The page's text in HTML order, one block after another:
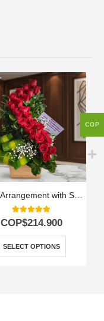
Floral Arrangement with Spiral Roses
5.00out of 5
COP$214.900
SELECT OPTIONS
COP